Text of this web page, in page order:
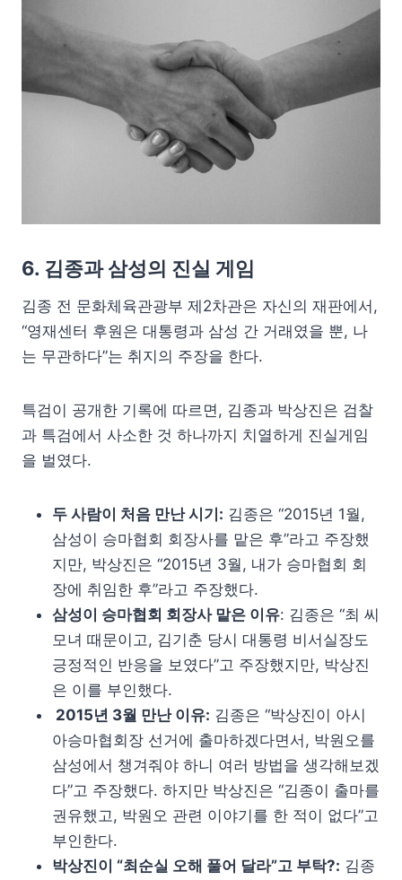
6. 김종과 삼성의 진실 게임
김종 전 문화체육관광부 제2차관은 자신의 재판에서,
“영재센터 후원은 대통령과 삼성 간 거래였을 뿐, 나
는 무관하다”는 취지의 주장을 한다.
특검이 공개한 기록에 따르면, 김종과 박상진은 검찰
과 특검에서 사소한 것 하나까지 치열하게 진실게임
을 벌였다.
두 사람이 처음 만난 시기: 김종은 “2015년 1월,
삼성이 승마협회 회장사를 맡은 후”라고 주장했
지만, 박상진은 “2015년 3월, 내가 승마협회 회
장에 취임한 후”라고 주장했다.
삼성이 승마협회 회장사 맡은 이유: 김종은 “최 씨
모녀 때문이고, 김기춘 당시 대통령 비서실장도
긍정적인 반응을 보였다”고 주장했지만, 박상진
은 이를 부인했다.
2015년 3월 만난 이유: 김종은 “박상진이 아시
아승마협회장 선거에 출마하겠다면서, 박원오를
삼성에서 챙겨줘야 하니 여러 방법을 생각해보겠
다”고 주장했다. 하지만 박상진은 “김종이 출마를
권유했고, 박원오 관련 이야기를 한 적이 없다”고
부인한다.
박상진이 “최순실 오해 풀어 달라”고 부탁?: 김종